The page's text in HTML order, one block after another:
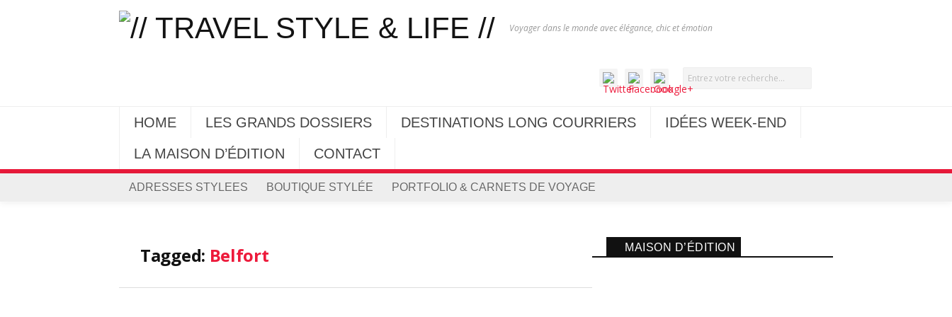
Voyager dans le monde avec élégance, chic et émotion
HOME LES GRANDS DOSSIERS DESTINATIONS LONG COURRIERS
IDÉES WEEK-END
LA MAISON D’ÉDITION
CONTACT
ADRESSES STYLEES BOUTIQUE STYLÉE PORTFOLIO & CARNETS DE VOYAGE
Tagged: Belfort MAISON D’ÉDITION